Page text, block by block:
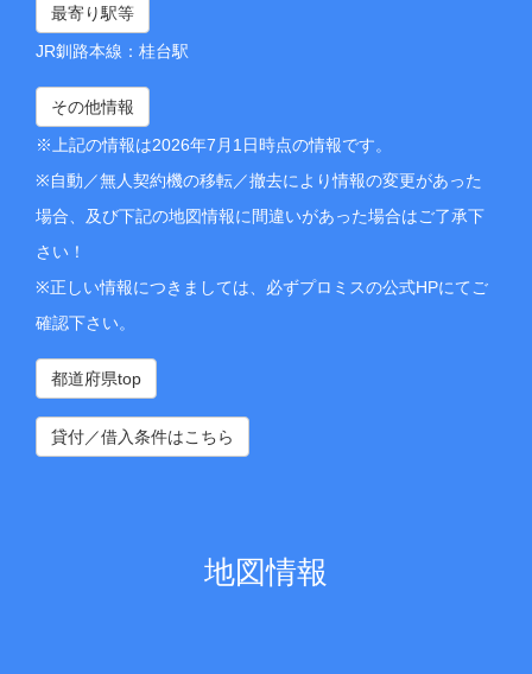
最寄り駅等
JR釧路本線：桂台駅
その他情報
※上記の情報は2026年7月1日時点の情報です。
※自動／無人契約機の移転／撤去により情報の変更があった
場合、及び下記の地図情報に間違いがあった場合はご了承下
さい！
※正しい情報につきましては、必ずプロミスの公式HPにてご
確認下さい。
都道府県top
貸付／借入条件はこちら
地図情報